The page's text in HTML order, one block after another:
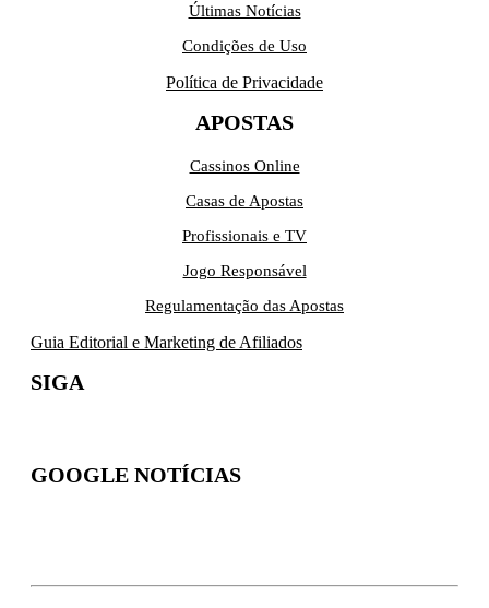
Últimas Notícias
Condições de Uso
Política de Privacidade
APOSTAS
Cassinos Online
Casas de Apostas
Profissionais e TV
Jogo Responsável
Regulamentação das Apostas
Guia Editorial e Marketing de Afiliados
SIGA
GOOGLE NOTÍCIAS